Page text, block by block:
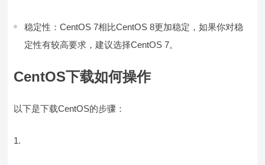
稳定性：CentOS 7相比CentOS 8更加稳定，如果你对稳
定性有较高要求，建议选择CentOS 7。
CentOS下载如何操作
以下是下载CentOS的步骤：